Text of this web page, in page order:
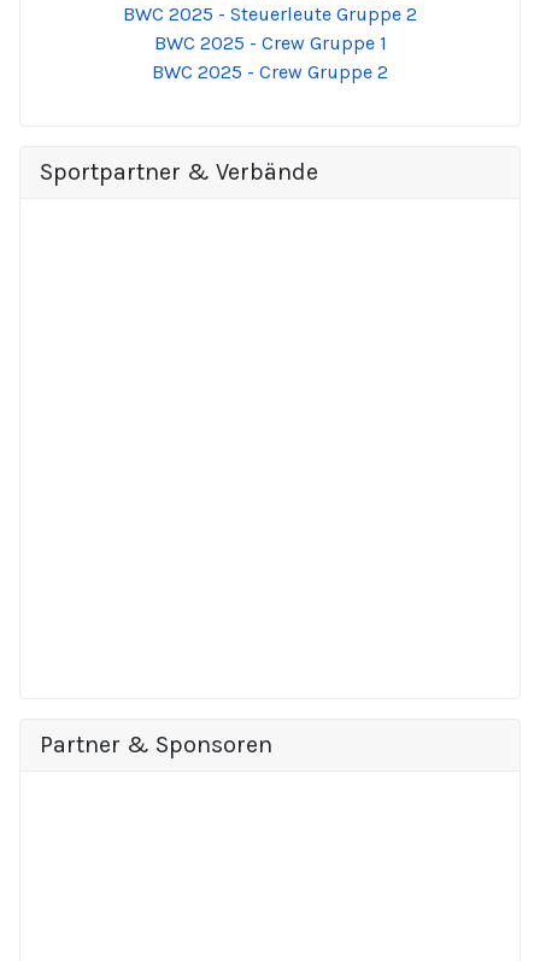
BWC 2025 - Steuerleute Gruppe 2
BWC 2025 - Crew Gruppe 1
BWC 2025 - Crew Gruppe 2
Sportpartner & Verbände
Partner & Sponsoren